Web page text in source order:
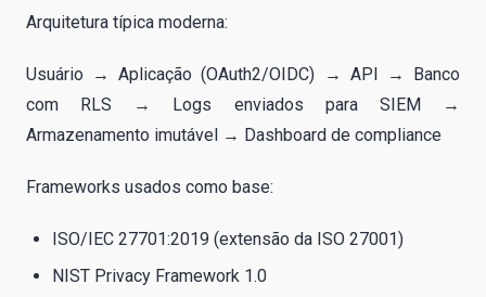
Arquitetura típica moderna:
Usuário → Aplicação (OAuth2/OIDC) → API → Banco
com RLS → Logs enviados para SIEM →
Armazenamento imutável → Dashboard de compliance
Frameworks usados como base:
ISO/IEC 27701:2019 (extensão da ISO 27001)
NIST Privacy Framework 1.0